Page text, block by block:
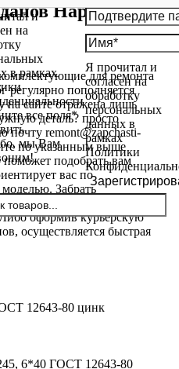
и
на
в рамках
все поля*
мы Вам
Я прочитал и
согласен на
обработку
персональных
данных в
рамках
Политики
Happy Trip
для ремонта
регулярно пополняется
на сайте отражена лишь
деталь? просто
почту remont@zapchasti-
по указанным выше
подобрать вам
вас по
Забрать
из мастерских в
оформив курьерскую
осуществляется быстрая
6*40 ГОСТ 12643-80